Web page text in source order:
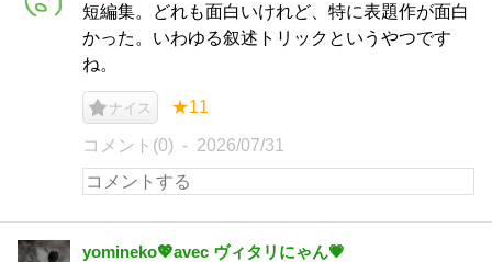
短編集。どれも面白いけれど、特に表題作が面白
かった。いわゆる叙述トリックというやつです
ね。
ナイス ★11
コメント(0) 2026/07/31
yomineko💖avec ヴィタリにゃん💗